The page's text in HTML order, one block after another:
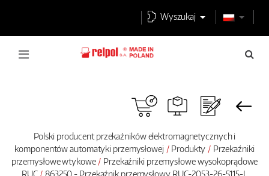
Wyszukaj
Polski producent przekaźników elektromagnetycznych i
komponentów automatyki przemysłowej
Produkty
Przekaźniki
przemysłowe wtykowe
Przekaźniki przemysłowe wysokoprądowe
RUC
863250 - Przekaźnik przemysłowy RUC-2053-26-5115-L